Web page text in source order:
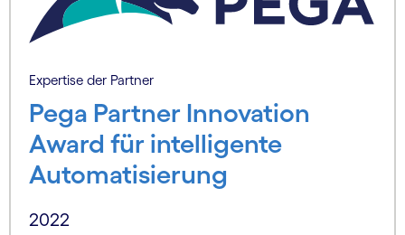
Expertise der Partner
Pega Partner Innovation
Award für intelligente
Automatisierung
2022